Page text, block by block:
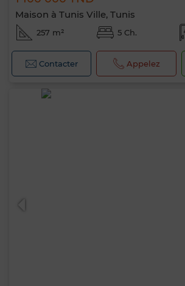
Maison à Tunis Ville, Tunis
257 m² 5 Ch.
Contacter Appelez